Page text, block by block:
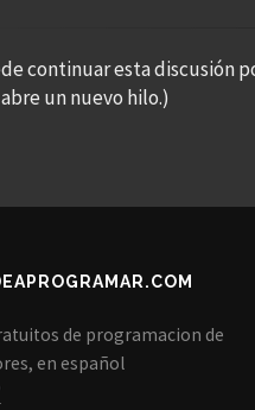
continuar esta discusión
un nuevo hilo.)
de programacion de
en español